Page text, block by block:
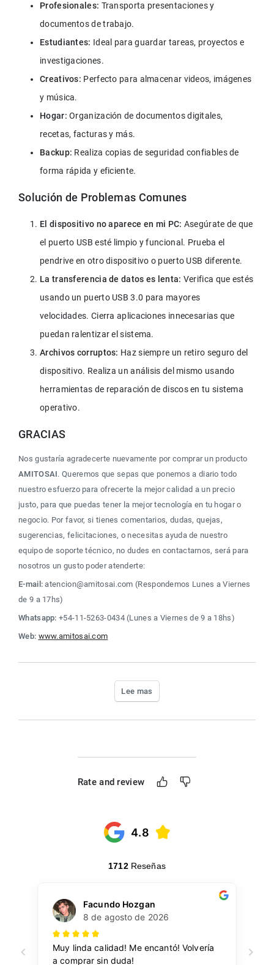
Profesionales: Transporta presentaciones y
documentos de trabajo.
Estudiantes: Ideal para guardar tareas, proyectos e
investigaciones.
Creativos: Perfecto para almacenar videos, imágenes
y música.
Hogar: Organización de documentos digitales,
recetas, facturas y más.
Backup: Realiza copias de seguridad confiables de
forma rápida y eficiente.
Solución de Problemas Comunes
El dispositivo no aparece en mi PC: Asegúrate de que
el puerto USB esté limpio y funcional. Prueba el
pendrive en otro dispositivo o puerto USB diferente.
La transferencia de datos es lenta: Verifica que estés
usando un puerto USB 3.0 para mayores
velocidades. Cierra aplicaciones innecesarias que
puedan ralentizar el sistema.
Archivos corruptos: Haz siempre un retiro seguro del
dispositivo. Realiza un análisis del mismo usando
herramientas de reparación de discos en tu sistema
operativo.
GRACIAS
Nos gustaría agradecerte nuevamente por comprar un producto
AMITOSAI. Queremos que sepas que ponemos a diario todo
nuestro esfuerzo para ofrecerte la mejor calidad a un precio
justo, para que puedas tener la mejor tecnología en tu hogar o
negocio. Por favor, si tienes comentarios, dudas, quejas,
sugerencias, felicitaciones, o necesitas ayuda de nuestro
equipo de soporte técnico, no dudes en contactarnos, será para
nosotros un gusto poder atenderte:
E-mail: atencion@amitosai.com (Respondemos Lunes a Viernes
de 9 a 17hs)
Whatsapp: +54-11-5263-0434 (Lunes a Viernes de 9 a 18hs)
Web: www.amitosai.com
Lee mas
Rate and review